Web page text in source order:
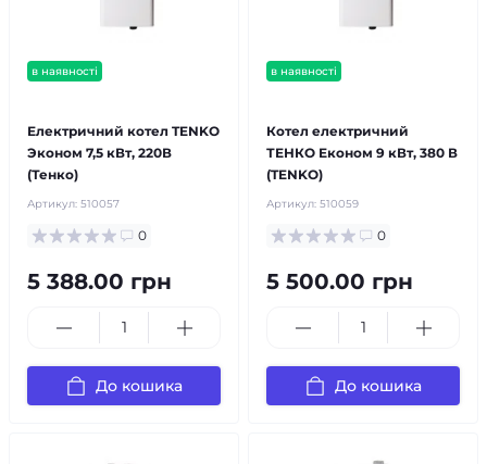
в наявності
Електричний котел TENKO
Эконом 7,5 кВт, 220В
(Тенко)
Артикул: 510057
0
5 388.00 грн
До кошика
в наявності
Котел електричний
ТЕНКО Економ 9 кВт, 380 В
(TENKO)
Артикул: 510059
0
5 500.00 грн
До кошика